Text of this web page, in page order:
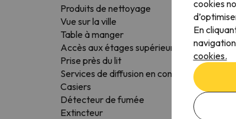
Produits de nettoyage
Vue sur la ville
Table à manger
Accès aux étages supérieurs par ascenseur
Prise près du lit
Services de diffusion en continu
Casiers
Détecteur de fumée
Extincteur
cookies
En
cookies.